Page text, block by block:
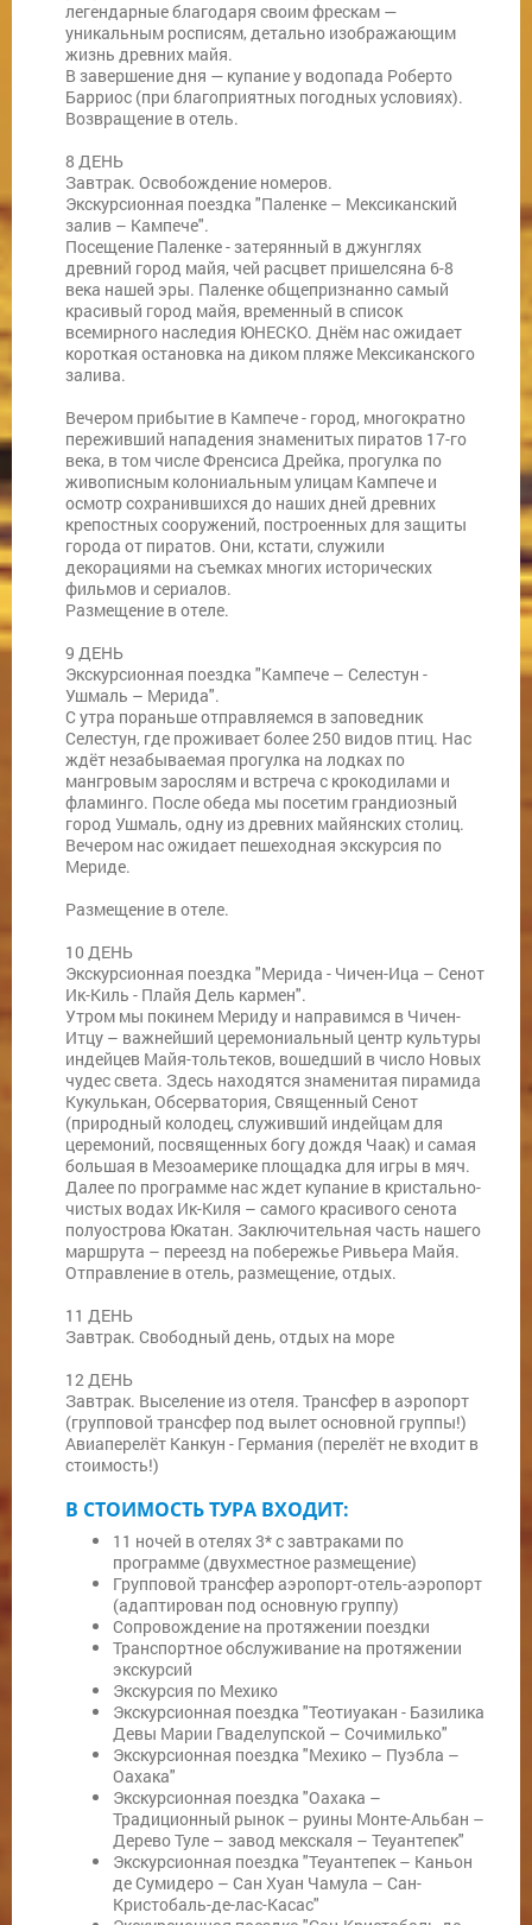
легендарные благодаря своим фрескам —
уникальным росписям, детально изображающим
жизнь древних майя.
В завершение дня — купание у водопада Роберто
Барриос (при благоприятных погодных условиях).
Возвращение в отель.
8 ДЕНЬ
Завтрак. Освобождение номеров.
Экскурсионная поездка "Паленке – Мексиканский
залив – Кампече".
Посещение Паленке - затерянный в джунглях
древний город майя, чей расцвет пришелсяна 6-8
века нашей эры. Паленке общепризнанно самый
красивый город майя, временный в список
всемирного наследия ЮНЕСКО. Днём нас ожидает
короткая остановка на диком пляже Мексиканского
залива.
Вечером прибытие в Кампече - город, многократно
переживший нападения знаменитых пиратов 17-го
века, в том числе Френсиса Дрейка, прогулка по
живописным колониальным улицам Кампече и
осмотр сохранившихся до наших дней древних
крепостных сооружений, построенных для защиты
города от пиратов. Они, кстати, служили
декорациями на съемках многих исторических
фильмов и сериалов.
Размещение в отеле.
9 ДЕНЬ
Экскурсионная поездка "Кампече – Селестун -
Ушмаль – Мерида".
С утра пораньше отправляемся в заповедник
Селестун, где проживает более 250 видов птиц. Нас
ждёт незабываемая прогулка на лодках по
мангровым зарослям и встреча с крокодилами и
фламинго. После обеда мы посетим грандиозный
город Ушмаль, одну из древних майянских столиц.
Вечером нас ожидает пешеходная экскурсия по
Мериде.
Размещение в отеле.
10 ДЕНЬ
Экскурсионная поездка "Мерида - Чичен-Ица – Сенот
Ик-Киль - Плайя Дель кармен".
Утром мы покинем Мериду и направимся в Чичен-
Итцу – важнейший церемониальный центр культуры
индейцев Майя-тольтеков, вошедший в число Новых
чудес света. Здесь находятся знаменитая пирамида
Кукулькан, Обсерватория, Священный Сенот
(природный колодец, служивший индейцам для
церемоний, посвященных богу дождя Чаак) и самая
большая в Мезоамерике площадка для игры в мяч.
Далее по программе нас ждет купание в кристально-
чистых водах Ик-Киля – самого красивого сенота
полуострова Юкатан. Заключительная часть нашего
маршрута – переезд на побережье Ривьера Майя.
Отправление в отель, размещение, отдых.
11 ДЕНЬ
Завтрак. Свободный день, отдых на море
12 ДЕНЬ
Завтрак. Выселение из отеля. Трансфер в аэропорт
(групповой трансфер под вылет основной группы!)
Авиаперелёт Канкун - Германия (перелёт не входит в
стоимость!)
В СТОИМОСТЬ ТУРА ВХОДИТ:
11 ночей в отелях 3* с завтраками по
программе (двухместное размещение)
Групповой трансфер аэропорт-отель-аэропорт
(адаптирован под основную группу)
Сопровождение на протяжении поездки
Транспортное обслуживание на протяжении
экскурсий
Экскурсия по Мехико
Экскурсионная поездка "Теотиуакан - Базилика
Девы Марии Гваделупской – Сочимилько"
Экскурсионная поездка "Мехико – Пуэбла –
Оахака"
Экскурсионная поездка "Оахака –
Традиционный рынок – руины Монте-Альбан –
Дерево Туле – завод мекскаля – Теуантепек"
Экскурсионная поездка "Теуантепек – Каньон
де Сумидеро – Сан Хуан Чамула – Сан-
Кристобаль-де-лас-Касас"